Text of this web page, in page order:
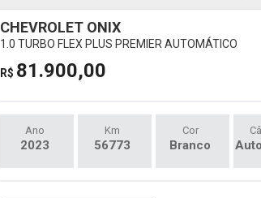
CHEVROLET ONIX
1.0 TURBO FLEX PLUS PREMIER AUTOMÁTICO
R$ 81.900,00
Ano
2023
Km
56773
Cor
Branco